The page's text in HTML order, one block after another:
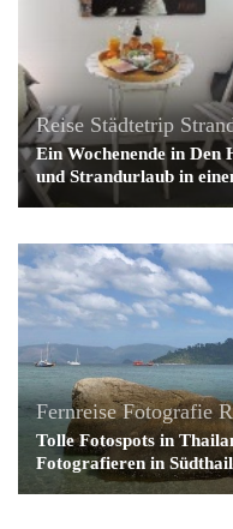
Reise Städtetrip
Ein Wochenende in Den
und Strandurlaub in
Fernreise Fotografie
Tolle Fotospots in
Fotografieren in